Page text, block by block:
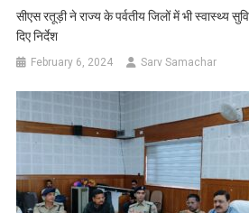
सीएस रतूड़ी ने राज्य के पर्वतीय जिलों में भी स्वास्थ्य
दिए निर्देश
February 6, 2024 Sarv Samachar